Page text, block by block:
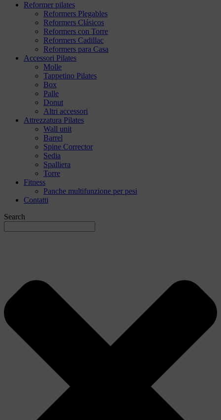
Reformer pilates
Reformers Plegables
Reformers Clásicos
Reformers con Torre
Reformers Cadillac
Reformers para Casa
Accessori Pilates
Molle
Tappetino Pilates
Box
Palle
Donut
Altri accessori
Attrezzatura Pilates
Wall unit
Barrel
Spine Corrector
Sedia
Spalliera
Torre
Fitness
Panche multifunzione per pesi
Contatti
Search